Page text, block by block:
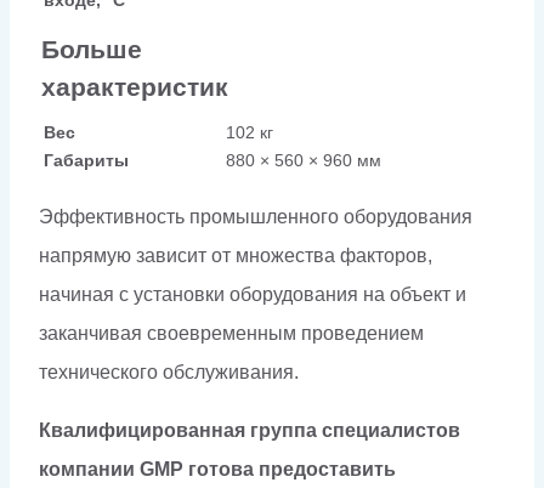
Больше
характеристик
Вес
102 кг
Габариты
880 × 560 × 960 мм
Эффективность промышленного оборудования
напрямую зависит от множества факторов,
начиная с установки оборудования на объект и
заканчивая своевременным проведением
технического обслуживания.
Квалифицированная группа специалистов
компании GMP готова предоставить